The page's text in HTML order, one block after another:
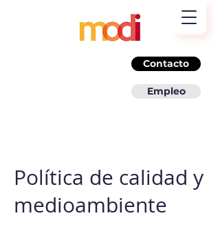
Contacto
Empleo
Política de calidad y
medioambiente